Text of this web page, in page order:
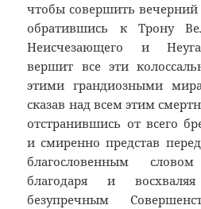
чтобы совершить вечерний
обратившись к Трону
Неисчезающего и
вершит все эти
этими грандиозными
сказав над всем этим
отстранившись от всего
и смиренно представ
благословенным словом
благодаря и
безупречным